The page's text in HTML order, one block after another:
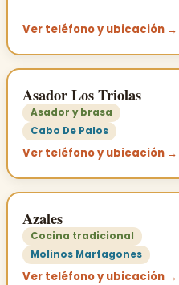
Ver teléfono y ubicación →
Asador Los Triolas
Asador y brasa
Cabo De Palos
Ver teléfono y ubicación →
Azales
Cocina tradicional
Molinos Marfagones
Ver teléfono y ubicación →